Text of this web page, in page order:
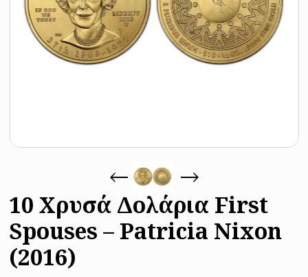
10 Χρυσά Δολάρια First
Spouses – Patricia Nixon
(2016)